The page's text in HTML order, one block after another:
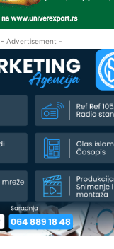
- Advertisement -